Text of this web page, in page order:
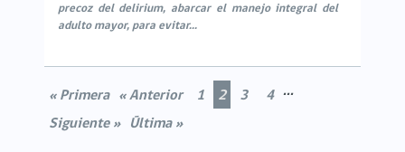
precoz del delirium, abarcar el manejo integral del
adulto mayor, para evitar...
« Primera « Anterior 1 2 3 4 ...
Siguiente » Última »